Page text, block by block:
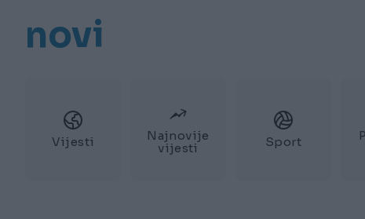
novi
Vijesti
Najnovije
vijesti
Sport